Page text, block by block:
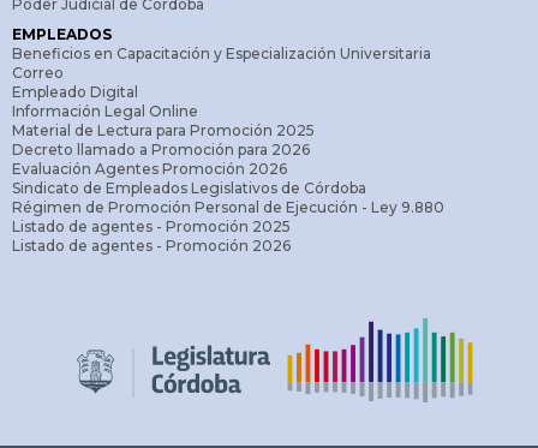
Poder Judicial de Córdoba
EMPLEADOS
Beneficios en Capacitación y Especialización Universitaria
Correo
Empleado Digital
Información Legal Online
Material de Lectura para Promoción 2025
Decreto llamado a Promoción para 2026
Evaluación Agentes Promoción 2026
Sindicato de Empleados Legislativos de Córdoba
Régimen de Promoción Personal de Ejecución - Ley 9.880
Listado de agentes - Promoción 2025
Listado de agentes - Promoción 2026